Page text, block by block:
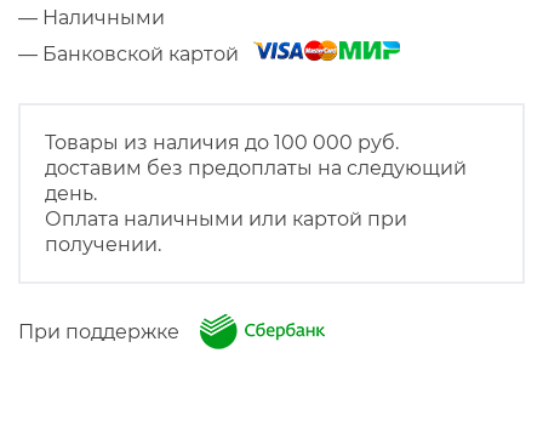
— Наличными
— Банковской картой
Товары из наличия до 100 000 руб.
доставим без предоплаты на следующий
день.
Оплата наличными или картой при
получении.
При поддержке